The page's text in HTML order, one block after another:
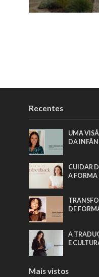
Recentes
UMA
DA
CUIDAR
A FORMA
DE
A
E
Mais vistos